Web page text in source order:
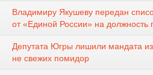
Владимиру Якушеву передан
от «Единой России» на должность
Депутата Югры лишили мандата
не свежих помидор